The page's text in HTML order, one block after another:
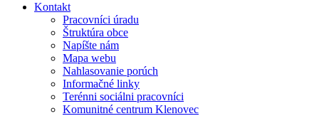
Kontakt
Pracovníci úradu
Štruktúra obce
Napíšte nám
Mapa webu
Nahlasovanie porúch
Informačné linky
Terénni sociálni pracovníci
Komunitné centrum Klenovec